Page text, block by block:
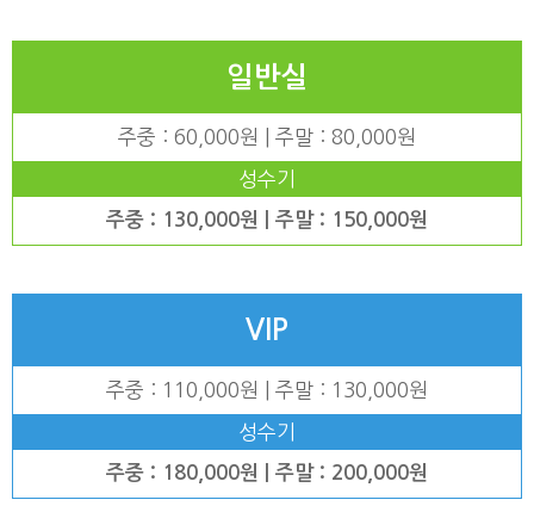
일반실
주중 : 60,000원 | 주말 : 80,000원
성수기
주중 : 130,000원 | 주말 : 150,000원
VIP
주중 : 110,000원 | 주말 : 130,000원
성수기
주중 : 180,000원 | 주말 : 200,000원